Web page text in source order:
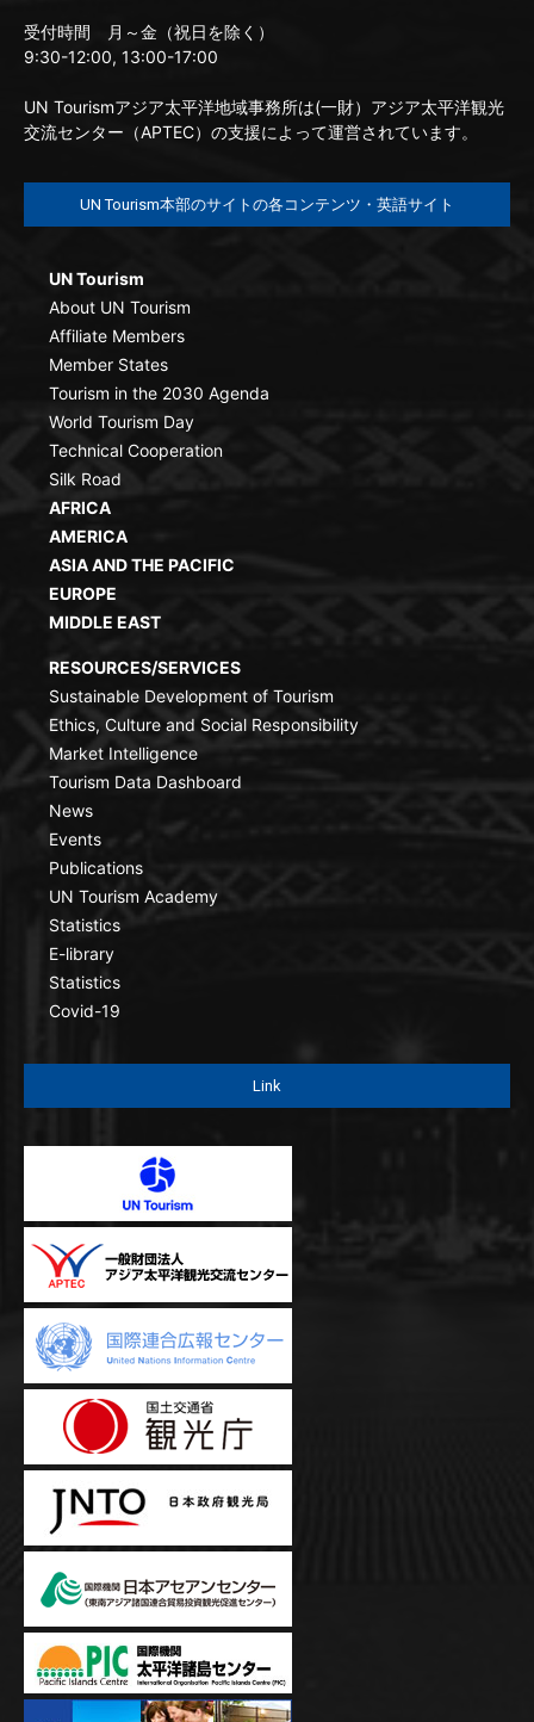
受付時間 月～金（祝日を除く）
9:30-12:00, 13:00-17:00
UN Tourismアジア太平洋地域事務所は(一財）アジア太平洋観光
交流センター（APTEC）の支援によって運営されています。
UN Tourism本部のサイトの各コンテンツ・英語サイト
UN Tourism
About UN Tourism
Affiliate Members
Member States
Tourism in the 2030 Agenda
World Tourism Day
Technical Cooperation
Silk Road
AFRICA
AMERICA
ASIA AND THE PACIFIC
EUROPE
MIDDLE EAST
RESOURCES/SERVICES
Sustainable Development of Tourism
Ethics, Culture and Social Responsibility
Market Intelligence
Tourism Data Dashboard
News
Events
Publications
UN Tourism Academy
Statistics
E-library
Statistics
Covid-19
Link